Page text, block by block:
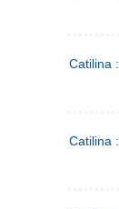
Catilina
Catilina